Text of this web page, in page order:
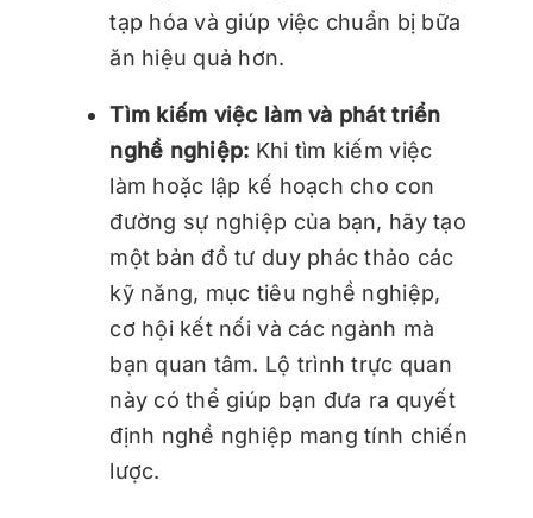
tạp hóa và giúp việc chuẩn bị bữa
ăn hiệu quả hơn.
Tìm kiếm việc làm và phát triển
nghề nghiệp: Khi tìm kiếm việc
làm hoặc lập kế hoạch cho con
đường sự nghiệp của bạn, hãy tạo
một bản đồ tư duy phác thảo các
kỹ năng, mục tiêu nghề nghiệp,
cơ hội kết nối và các ngành mà
bạn quan tâm. Lộ trình trực quan
này có thể giúp bạn đưa ra quyết
định nghề nghiệp mang tính chiến
lược.